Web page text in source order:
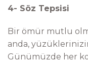
4- Söz Tepsisi
Bir ömür mutlu
anda,
Günümüzde her